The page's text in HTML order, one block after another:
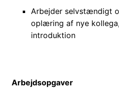
Arbejder selvstændigt
oplæring af nye
introduktion
Arbejdsopgaver